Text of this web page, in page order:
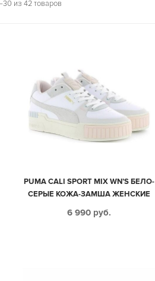
из 42 товаров
PUMA CALI SPORT MIX WN’S БЕЛО-
СЕРЫЕ КОЖА-ЗАМША ЖЕНСКИЕ
6 990 руб.